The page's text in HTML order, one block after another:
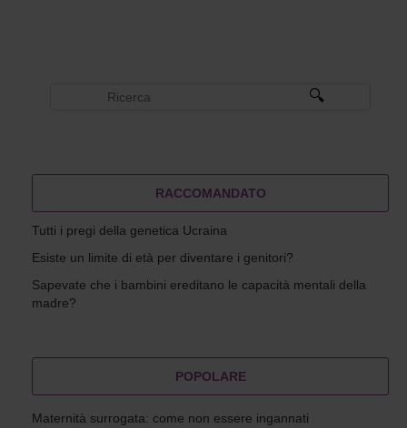
RACCOMANDATO
Tutti i pregi della genetica Ucraina
Esiste un limite di età per diventare i genitori?
Sapevate che i bambini ereditano le capacità mentali della
madre?
POPOLARE
Maternità surrogata: come non essere ingannati